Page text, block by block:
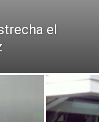
el